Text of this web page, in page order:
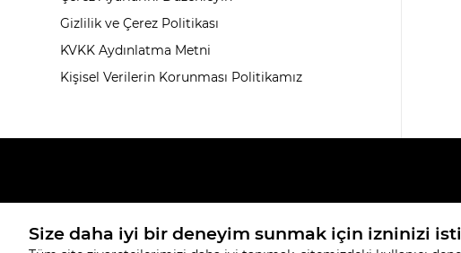
Gizlilik ve Çerez Politikası
KVKK Aydınlatma Metni
Kişisel Verilerin Korunması Politikamız